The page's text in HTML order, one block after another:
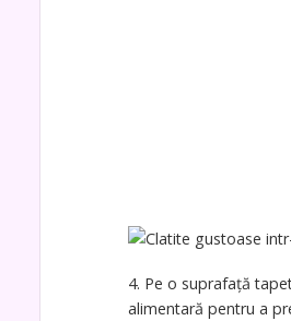
4. Pe o suprafață
alimentară pentru a